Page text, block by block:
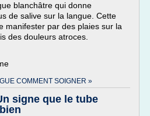
blanchâtre qui donne
de salive sur la langue. Cette
manifester par des plaies sur la
des douleurs atroces.
COMMENT SOIGNER »
signe que le tube